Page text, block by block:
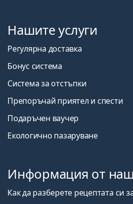
Нашите услуги
Регулярна доставка
Бонус система
Система за отстъпки
Препоръчай приятел и спести
Подаръчен ваучер
Екологично пазаруване
Информация от
Как да разберете рецептата си